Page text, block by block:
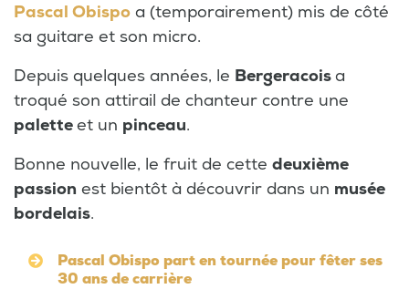
Pascal Obispo a (temporairement) mis de côté
sa guitare et son micro.
Depuis quelques années, le Bergeracoisa
troqué son attirail de chanteur contre une
paletteet un pinceau.
Bonne nouvelle, le fruit de cette deuxième
passion est bientôt à découvrir dans un musée
bordelais.
Pascal Obispo part en tournée pour fêter ses
30 ans de carrière